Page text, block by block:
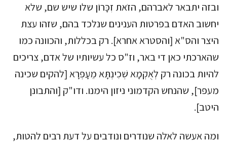
ובזה יתבאר לאברהם, הזֹאת זִכָּרוֹן שלו שיש שם, שלא
יחשוב האדם בפרטות הענינים שנלכד בהם, שזהו עצת
היצר והס"א [והסטרא אחרא]. רק בכללות, והכוונה כמו
שהארכתי כאן די באר, וז"ס כל עשיותיו של אדם, צריכים
להיות בכונה רק לְאֻקְמָא שְׁכִינְתָּא מֵעָפְרָא [להקים שכינה
מעפר], שהנחש הקדמוני ניזון הימנו. ודו"ק [והתבונן
היטב].
ומה אעשה לאלה שנודרים ונודבים על דעת רבים להטות,